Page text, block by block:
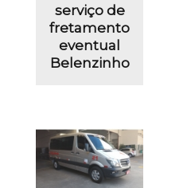
serviço de
fretamento
eventual
Belenzinho